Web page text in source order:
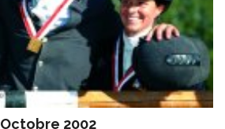
Octobre 2002